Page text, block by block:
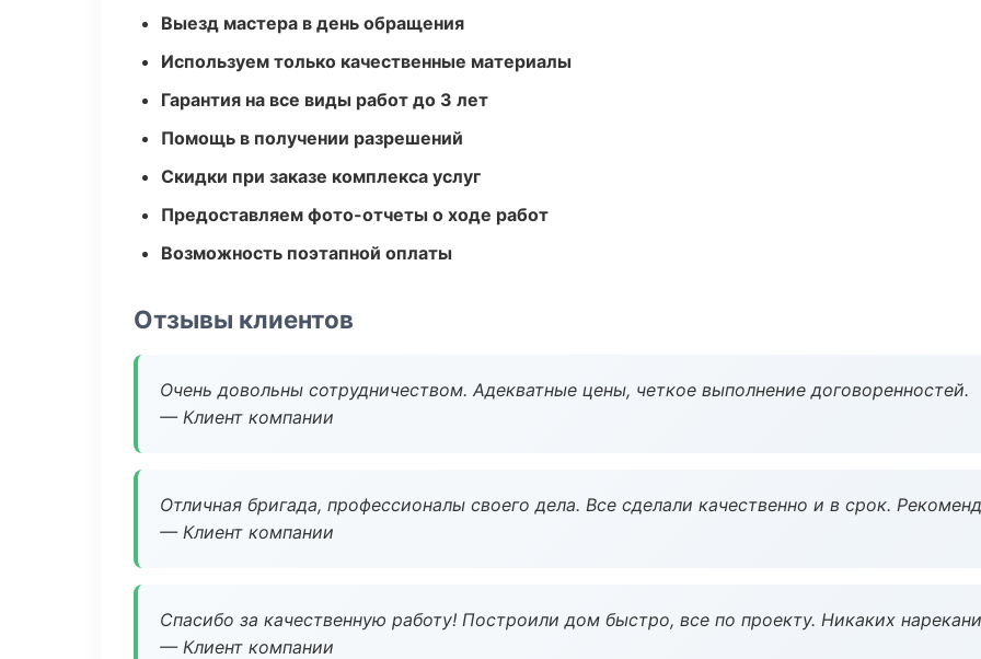
Выезд мастера в день обращения
Используем только качественные материалы
Гарантия на все виды работ до 3 лет
Помощь в получении разрешений
Скидки при заказе комплекса услуг
Предоставляем фото-отчеты о ходе работ
Возможность поэтапной оплаты
Отзывы клиентов
Очень довольны сотрудничеством. Адекватные цены, четкое выполнение договоренностей.
— Клиент компании
Отличная бригада, профессионалы своего дела. Все сделали качественно и в срок.
— Клиент компании
Спасибо за качественную работу! Построили дом быстро, все по проекту. Никаких
— Клиент компании